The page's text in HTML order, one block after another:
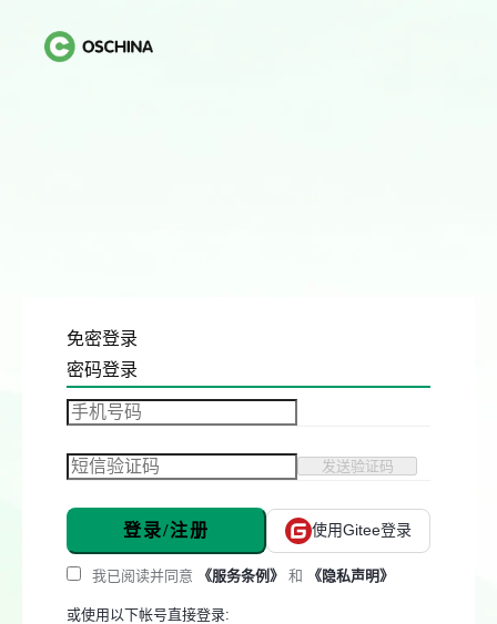
免密登录
密码登录
发送验证码
登录/注册 使用Gitee登录
我已阅读并同意 《服务条例》 和 《隐私声明》
或使用以下帐号直接登录: